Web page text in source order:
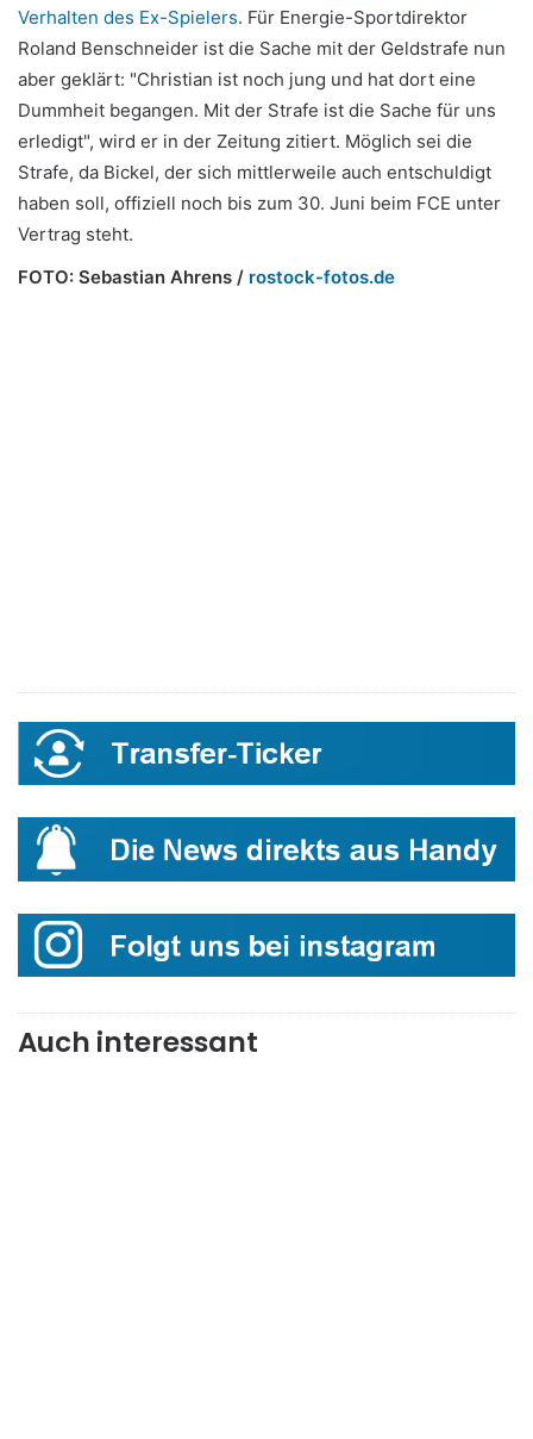
Verhalten des Ex-Spielers. Für Energie-Sportdirektor
Roland Benschneider ist die Sache mit der Geldstrafe nun
aber geklärt: "Christian ist noch jung und hat dort eine
Dummheit begangen. Mit der Strafe ist die Sache für uns
erledigt", wird er in der Zeitung zitiert. Möglich sei die
Strafe, da Bickel, der sich mittlerweile auch entschuldigt
haben soll, offiziell noch bis zum 30. Juni beim FCE unter
Vertrag steht.
FOTO: Sebastian Ahrens / rostock-fotos.de
Auch interessant